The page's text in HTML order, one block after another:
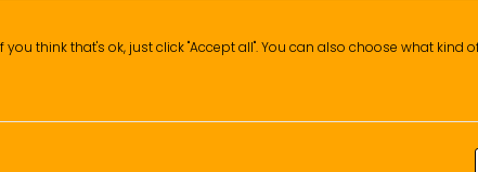
you think that's ok, just click "Accept all". You can also choose what kind